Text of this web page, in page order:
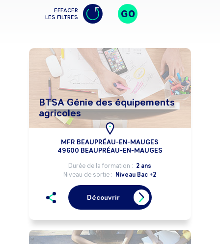
EFFACER
LES FILTRES
GO
BTSA Génie des équipements
agricoles
MFR BEAUPRÉAU-EN-MAUGES
49600 BEAUPRÉAU-EN-MAUGES
Durée de la formation : 2 ans
Niveau de sortie : Niveau Bac +2
Découvrir